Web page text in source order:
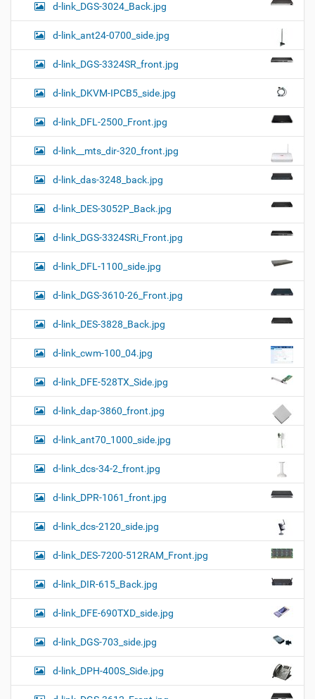
d-link_DGS-3024_Back.jpg
d-link_ant24-0700_side.jpg
d-link_DGS-3324SR_front.jpg
d-link_DKVM-IPCB5_side.jpg
d-link_DFL-2500_Front.jpg
d-link__mts_dir-320_front.jpg
d-link_das-3248_back.jpg
d-link_DES-3052P_Back.jpg
d-link_DGS-3324SRi_Front.jpg
d-link_DFL-1100_side.jpg
d-link_DGS-3610-26_Front.jpg
d-link_DES-3828_Back.jpg
d-link_cwm-100_04.jpg
d-link_DFE-528TX_Side.jpg
d-link_dap-3860_front.jpg
d-link_ant70_1000_side.jpg
d-link_dcs-34-2_front.jpg
d-link_DPR-1061_front.jpg
d-link_dcs-2120_side.jpg
d-link_DES-7200-512RAM_Front.jpg
d-link_DIR-615_Back.jpg
d-link_DFE-690TXD_side.jpg
d-link_DGS-703_side.jpg
d-link_DPH-400S_Side.jpg